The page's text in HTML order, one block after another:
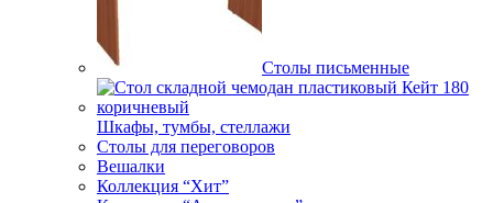
Столы письменные
Шкафы, тумбы, стеллажи
Столы для переговоров
Вешалки
Коллекция “Хит”